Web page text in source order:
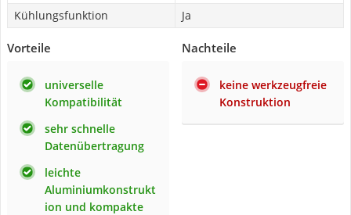
Kühlungsfunktion
Ja
Vorteile
universelle
Kompatibilität
sehr schnelle
Datenübertragung
leichte
Aluminiumkonstrukt
ion und kompakte
Nachteile
keine werkzeugfreie
Konstruktion